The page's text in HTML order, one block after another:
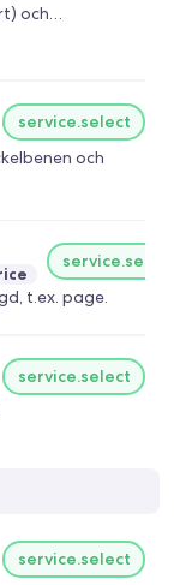
och
service.select
och
service.select
t.ex. page.
service.select
service.select